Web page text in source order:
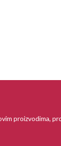
proizvodima,